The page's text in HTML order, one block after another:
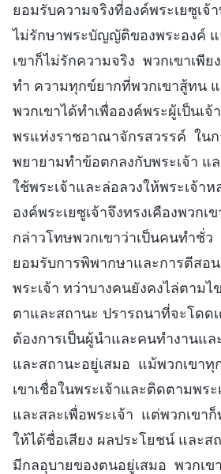
ยอมรับความจริงที่องค์พระเยซูเจ้
ไม่รักษาพระบัญญัติของพระองค์ แ
เขาก็ไม่รักความจริง พวกเขาเพี
ทำ ความทุกข์ยากที่พวกเขาสู้ทน
พวกเขาได้ทำเพื่อองค์พระผู้เป็นเจ้
พรแห่งราชอาณาจักรสวรรค์ ในก
พยายามทำข้อตกลงกับพระเจ้า แ
ใช้พระเจ้าและล่อลวงให้พระเจ้า
องค์พระเยซูเจ้าจึงทรงเคืองพวกเ
กล่าวโทษพวกเขาว่าเป็นคนทำชั่
ยอมรับการพิพากษาและการตีสอ
พระเจ้า ทว่าบางคนยังคงไล่ตาม
ตาและสถานะ ปรารถนาที่จะโดด
ต้องการเป็นผู้นำและคนทำงานแ
และสถานะอยู่เสมอ แม้พวกเขาทุ
เขาเชื่อในพระเจ้าและติดตามพร
และสละเพื่อพระเจ้า แต่พวกเขา
ให้ได้ชื่อเสียง ผลประโยชน์ และส
มีกลอุบายของตนอยู่เสมอ พวกเข